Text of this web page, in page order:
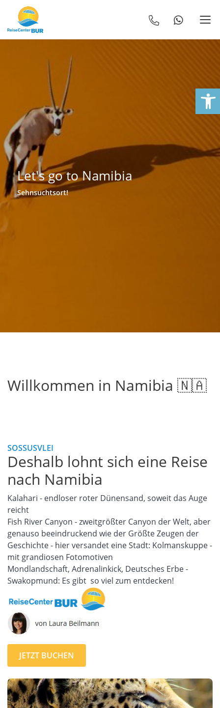
Let's go to Namibia
Sehnsuchtsort!
Willkommen in Namibia 🇳🇦
SOSSUSVLEI
Deshalb lohnt sich eine Reise
nach Namibia
Kalahari - endloser roter Dünensand, soweit das Auge
reicht
Fish River Canyon - zweitgrößter Canyon der Welt, aber
genauso beeindruckend wie der Größte Zeugen der
Geschichte - hier versandet eine Stadt: Kolmanskuppe -
mit grandiosen Fotomotiven
Mondlandschaft, Adrenalinkick, Deutsches Erbe -
Swakopmund: Es gibt so viel zum entdecken!
JETZT BUCHEN